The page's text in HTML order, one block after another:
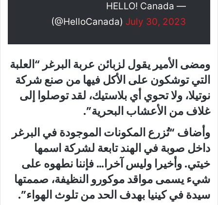
— HELLO! Canada
(@HelloCanada) July 30, 2023
ومضى الأمير يقول لزبائن عربة البرغر “العلبة
التي توشكون على الأكل فيها من صنع شركة
نوتيلا، ولا تحوي أي بلاستيك، لقد توصلوا إلى
غلاف من الأعشاب البحرية”.
وأضاف “تُزرع المكونات الموجودة في البرغر
داخل صوبة في الهند تابعة لشركة اسمها
خيتي. وأخيرا وليس آخرا… فإننا نطهوه على
شيء يسمى مواقد موكورو النظيفة، صممتها
سيدة في كينيا بهدف الحد من تلوث الهواء”.